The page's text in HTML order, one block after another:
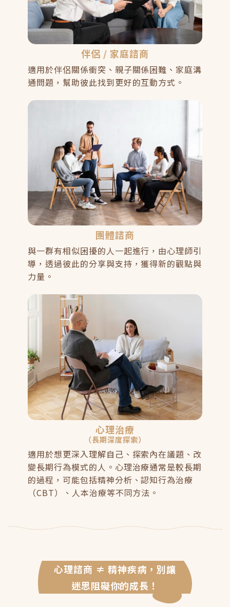
伴侶 / 家庭諮商
適用於伴侶關係衝突、親子關係困難、家庭溝
通問題，幫助彼此找到更好的互動方式。
團體諮商
與一群有相似困擾的人一起進行，由心理師引
導，透過彼此的分享與支持，獲得新的觀點與
力量。
心理治療
（長期深度探索）
適用於想更深入理解自己、探索內在議題、改
變長期行為模式的人。心理治療通常是較長期
的過程，可能包括精神分析、認知行為治療
（CBT）、人本治療等不同方法。
心理諮商 ≠ 精神疾病，別讓
迷思阻礙你的成長！